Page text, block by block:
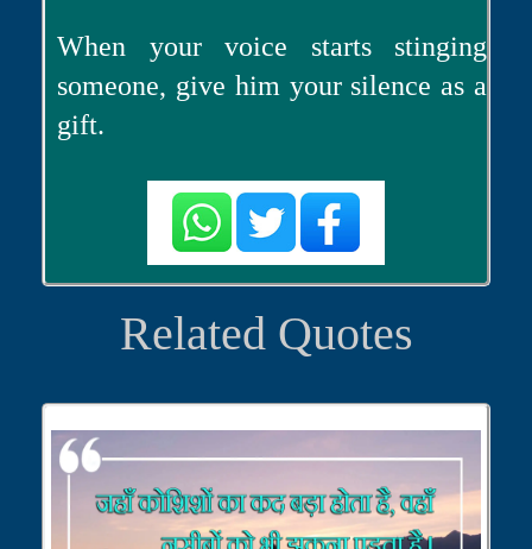
When your voice starts stinging
someone, give him your silence as a
gift.
Related Quotes